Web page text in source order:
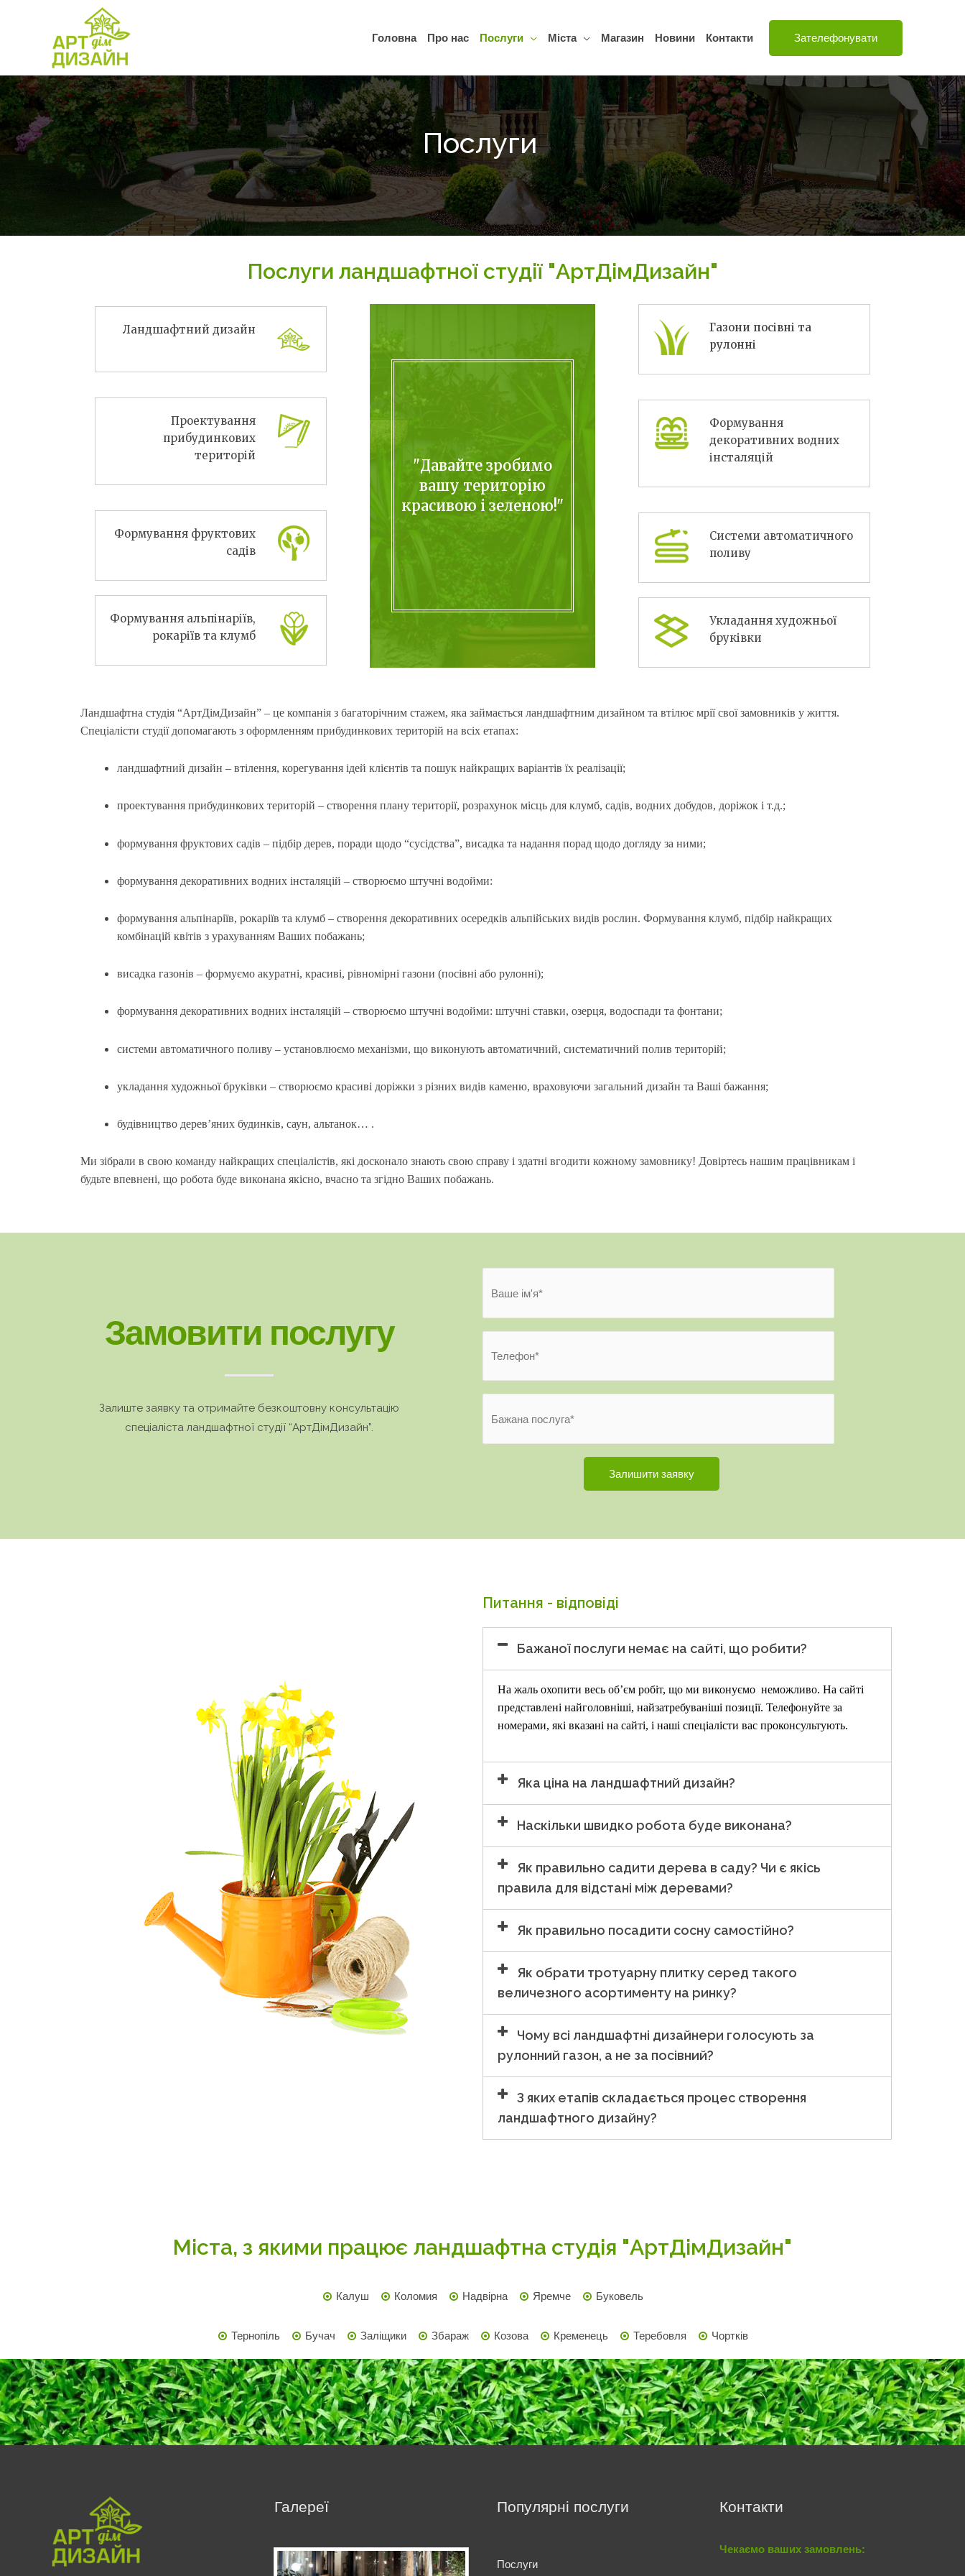
Головна Про нас Послуги Міста Магазин Новини Контакти Зателефонувати
Послуги
Послуги ландшафтної студії "АртДімДизайн"
Ландшафтний дизайн
Проектування
прибудинкових
територій
Формування фруктових
садів
Формування альпінаріїв,
рокаріїв та клумб
"Давайте зробимо
вашу територію
красивою і зеленою!"
Газони посівні та
рулонні
Формування
декоративних водних
інсталяцій
Системи автоматичного
поливу
Укладання художньої
бруківки
Ландшафтна студія “АртДімДизайн” – це компанія з багаторічним стажем, яка займається ландшафтним дизайном та втілює мрії свої замовників у життя.
Спеціалісти студії допомагають з оформленням прибудинкових територій на всіх етапах:
ландшафтний дизайн – втілення, корегування ідей клієнтів та пошук найкращих варіантів їх реалізації;
проектування прибудинкових територій – створення плану території, розрахунок місць для клумб, садів, водних добудов, доріжок і т.д.;
формування фруктових садів – підбір дерев, поради щодо “сусідства”, висадка та надання порад щодо догляду за ними;
формування декоративних водних інсталяцій – створюємо штучні водойми:
формування альпінаріїв, рокаріїв та клумб – створення декоративних осередків альпійських видів рослин. Формування клумб, підбір найкращих
комбінацій квітів з урахуванням Ваших побажань;
висадка газонів – формуємо акуратні, красиві, рівномірні газони (посівні або рулонні);
формування декоративних водних інсталяцій – створюємо штучні водойми: штучні ставки, озерця, водоспади та фонтани;
системи автоматичного поливу – установлюємо механізми, що виконують автоматичний, систематичний полив територій;
укладання художньої бруківки – створюємо красиві доріжки з різних видів каменю, враховуючи загальний дизайн та Ваші бажання;
будівництво дерев’яних будинків, саун, альтанок… .
Ми зібрали в свою команду найкращих спеціалістів, які досконало знають свою справу і здатні вгодити кожному замовнику! Довіртесь нашим працівникам і
будьте впевнені, що робота буде виконана якісно, вчасно та згідно Ваших побажань.
Замовити послугу
Залиште заявку та отримайте безкоштовну консультацію
спеціаліста ландшафтної студії “АртДімДизайн”.
Питання - відповіді
Бажаної послуги немає на сайті, що робити?
На жаль охопити весь об’єм робіт, що ми виконуємо неможливо. На сайті
представлені найголовніші, найзатребуваніші позиції. Телефонуйте за
номерами, які вказані на сайті, і наші спеціалісти вас проконсультують.
Яка ціна на ландшафтний дизайн?
Наскільки швидко робота буде виконана?
Як правильно садити дерева в саду? Чи є якісь
правила для відстані між деревами?
Як правильно посадити сосну самостійно?
Як обрати тротуарну плитку серед такого
величезного асортименту на ринку?
Чому всі ландшафтні дизайнери голосують за
рулонний газон, а не за посівний?
З яких етапів складається процес створення
ландшафтного дизайну?
Міста, з якими працює ландшафтна студія "АртДімДизайн"
Калуш Коломия Надвірна Яремче Буковель
Тернопіль Бучач Заліщики Збараж Козова Кременець Теребовля Чортків
Галереї Популярні послуги
Послуги
Контакти
Чекаємо ваших замовлень: